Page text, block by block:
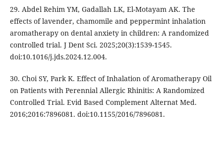
29. Abdel Rehim YM, Gadallah LK, El-Motayam AK. The
effects of lavender, chamomile and peppermint inhalation
aromatherapy on dental anxiety in children: A randomized
controlled trial. J Dent Sci. 2025;20(3):1539-1545.
doi:10.1016/j.jds.2024.12.004.
30. Choi SY, Park K. Effect of Inhalation of Aromatherapy Oil
on Patients with Perennial Allergic Rhinitis: A Randomized
Controlled Trial. Evid Based Complement Alternat Med.
2016;2016:7896081. doi:10.1155/2016/7896081.